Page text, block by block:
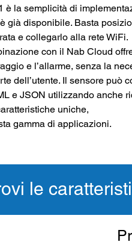
è la semplicità di implemen
già disponibile. Basta posizio
e collegarlo alla rete WiFi.
nazione con il Nab Cloud
e l’allarme, senza la n
rte dell’utente. Il sensore può
e JSON utilizzando anche
tteristiche uniche,
ta gamma di applicazioni.
le